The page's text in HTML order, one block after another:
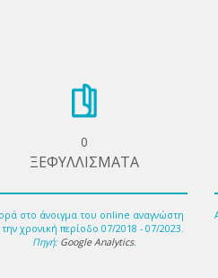
0
ΞΕΦΥΛΛΙΣΜΑΤΑ
στο άνοιγμα του online αναγνώστη
την χρονική περίοδο 07/2018 - 07/2023.
Πηγή: Google Analytics.